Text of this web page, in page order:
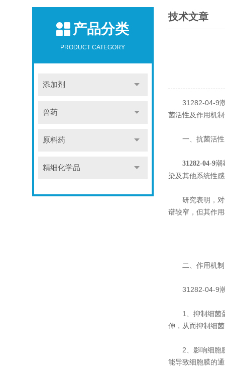
产品分类
PRODUCT CATEGORY
添加剂
兽药
原料药
精细化学品
技术文章
31282-04-9潮
菌活性及作用机
一、抗菌活性
31282-04-9潮
染及其他系统性
研究表明，对于
谱较窄，但其作
二、作用机制
31282-04-9潮
1、抑制细菌蛋
伸，从而抑制细
2、影响细胞膜
能导致细胞膜的